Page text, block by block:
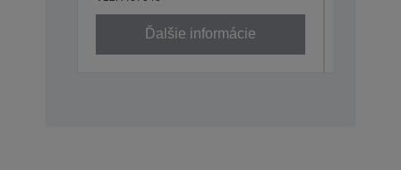
Ďalšie informácie